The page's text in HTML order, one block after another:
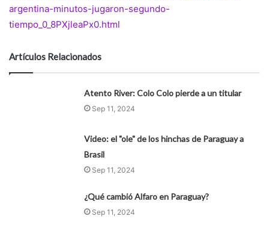
argentina-minutos-jugaron-segundo-
tiempo_0_8PXjleaPx0.html
Artículos Relacionados
Atento River: Colo Colo pierde a un titular
Sep 11, 2024
Video: el "ole" de los hinchas de Paraguay a
Brasil
Sep 11, 2024
¿Qué cambió Alfaro en Paraguay?
Sep 11, 2024